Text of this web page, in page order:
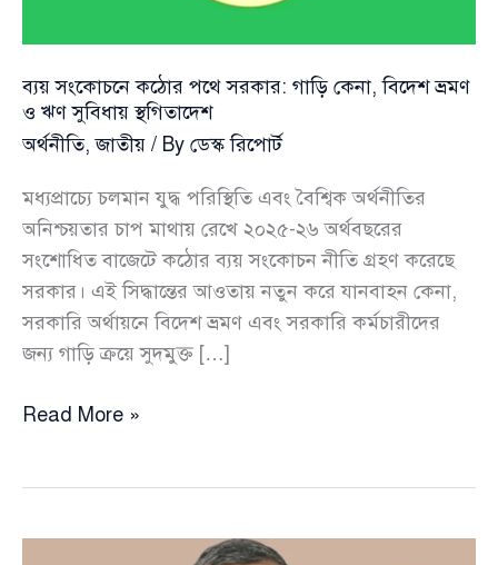
ব্যয় সংকোচনে কঠোর পথে সরকার: গাড়ি কেনা, বিদেশ ভ্রমণ
ও ঋণ সুবিধায় স্থগিতাদেশ
অর্থনীতি,জাতীয় / By ডেস্ক রিপোর্ট
মধ্যপ্রাচ্যে চলমান যুদ্ধ পরিস্থিতি এবং বৈশ্বিক অর্থনীতির
অনিশ্চয়তার চাপ মাথায় রেখে ২০২৫-২৬ অর্থবছরের
সংশোধিত বাজেটে কঠোর ব্যয় সংকোচন নীতি গ্রহণ করেছে
সরকার। এই সিদ্ধান্তের আওতায় নতুন করে যানবাহন কেনা,
সরকারি অর্থায়নে বিদেশ ভ্রমণ এবং সরকারি কর্মচারীদের
জন্য গাড়ি ক্রয়ে সুদমুক্ত […]
ব্যয়
সরকার:
Read More »